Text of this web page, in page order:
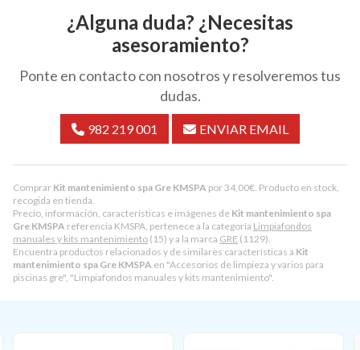
Comprar Kit mantenimiento spa Gre KMSPA por34,00€ . Producto en stock,
recogida en tienda.
Precio, información, características e imágenes de Kit mantenimiento spa
Gre KMSPA referencia KMSPA, pertenece a la categoría Limpiafondos
manuales y kits mantenimiento (15) y a la marca GRE (1129).
Encuentra productos relacionados y de similares características a Kit
mantenimiento spa Gre KMSPA en "Accesorios de limpieza y varios para
piscinas gre", "Limpiafondos manuales y kits mantenimiento".
¿Alguna duda? ¿Necesitas
asesoramiento?
Ponte en contacto con nosotros y resolveremos tus
dudas.
982 219 001 ENVIAR EMAIL